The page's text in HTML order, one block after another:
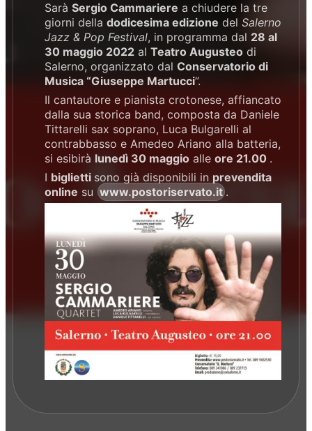
Sarà Sergio Cammariere a chiudere la tre
giorni della dodicesima edizione del Salerno
Jazz & Pop Festival, in programma dal 28 al
30 maggio 2022 al Teatro Augusteo di
Salerno, organizzato dal Conservatorio di
Musica “Giuseppe Martucci”.
Il cantautore e pianista crotonese, affiancato
dalla sua storica band, composta da Daniele
Tittarelli sax soprano, Luca Bulgarelli al
contrabbasso e Amedeo Ariano alla batteria,
si esibirà lunedì 30 maggio alle ore 21.00 .
I biglietti sono già disponibili in prevendita
online su www.postoriservato.it .